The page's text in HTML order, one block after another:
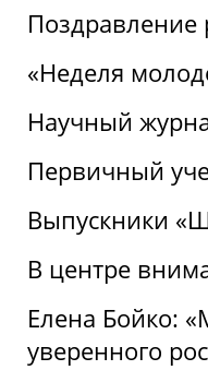
Поздравление
«Неделя
Научный
Первичный
Выпускники
В центре
Елена Бойко:
уверенного